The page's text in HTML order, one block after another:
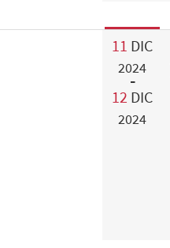
11 DIC
2024
12 DIC
2024